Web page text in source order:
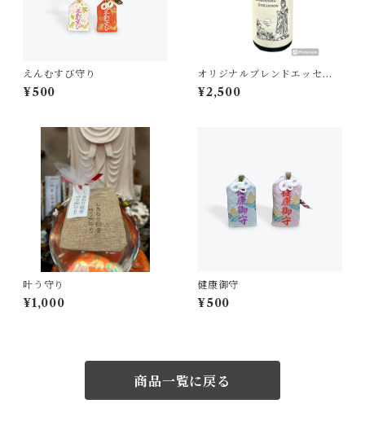
えんむすび守り
¥500
オリジナルブレンドエッセン
シャルオイル
¥2,500
叶う守り
¥1,000
健康御守
¥500
商品一覧に戻る